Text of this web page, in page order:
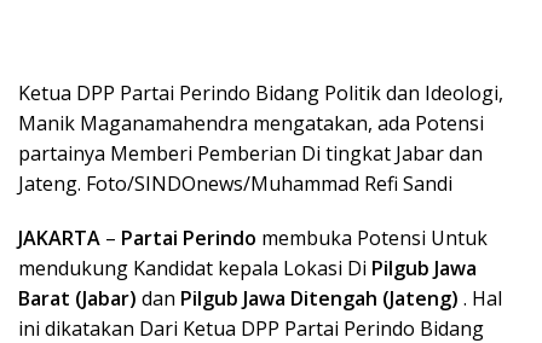
Ketua DPP Partai Perindo Bidang Politik dan Ideologi,
Manik Maganamahendra mengatakan, ada Potensi
partainya Memberi Pemberian Di tingkat Jabar dan
Jateng. Foto/SINDOnews/Muhammad Refi Sandi
JAKARTA – Partai Perindo membuka Potensi Untuk
mendukung Kandidat kepala Lokasi Di Pilgub Jawa
Barat (Jabar) dan Pilgub Jawa Ditengah (Jateng) . Hal
ini dikatakan Dari Ketua DPP Partai Perindo Bidang